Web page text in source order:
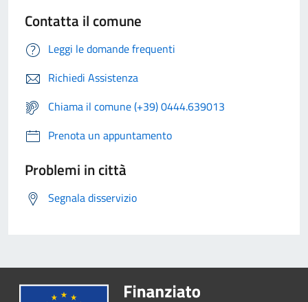
Contatta il comune
Leggi le domande frequenti
Richiedi Assistenza
Chiama il comune (+39) 0444.639013
Prenota un appuntamento
Problemi in città
Segnala disservizio